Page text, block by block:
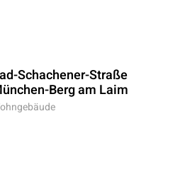
Schachener-Straße
Berg am Laim